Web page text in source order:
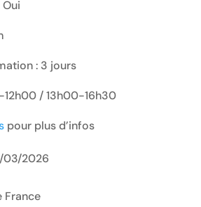
Oui
: 3 jours
/ 13h00-16h30
pour plus d’infos
03/2026
France